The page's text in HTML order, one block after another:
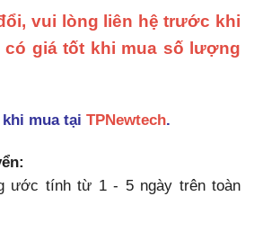
vui lòng liên hệ trước khi
có giá tốt khi mua số lượng
mua tại TPNewtech.
ước tính từ 1 - 5 ngày trên toàn